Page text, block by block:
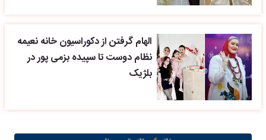
الهام گرفتن از دکوراسیون خانه نعیمه
نظام دوست تا سپیده بزمی پور در
بلژیک